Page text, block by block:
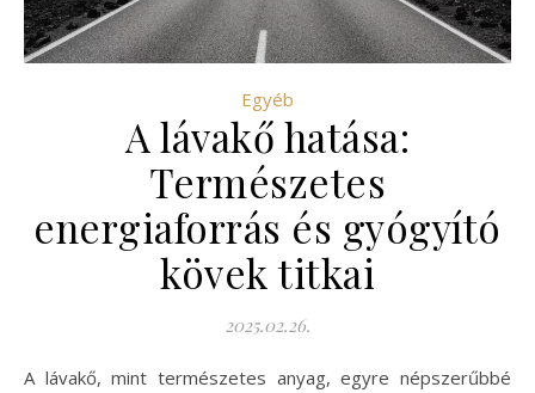
Egyéb
A lávakő hatása:
Természetes
energiaforrás és gyógyító
kövek titkai
2025.02.26.
A lávakő, mint természetes anyag, egyre népszerűbbé